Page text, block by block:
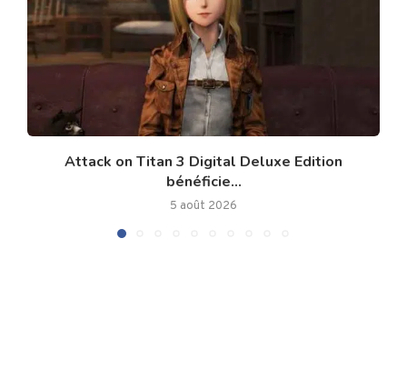
Attack on Titan 3 Digital Deluxe Edition
bénéficie...
5 août 2026